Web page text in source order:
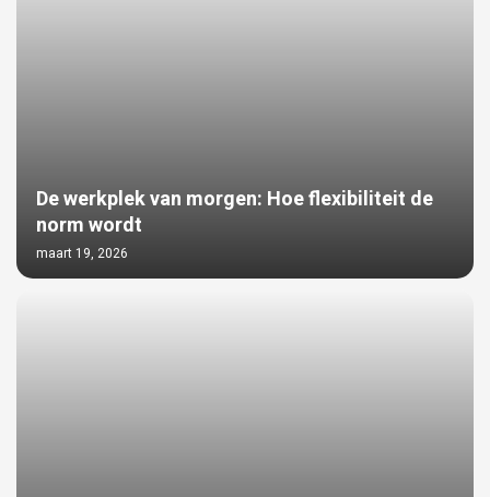
De werkplek van morgen: Hoe flexibiliteit de
norm wordt
maart 19, 2026